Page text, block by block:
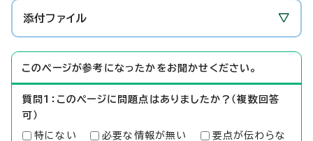
添付ファイル
このページが参考になったかをお聞かせください。
質問1：このページに問題点はありましたか？（複数回答
可）
特にない 必要な情報が無い
要点が伝わらな